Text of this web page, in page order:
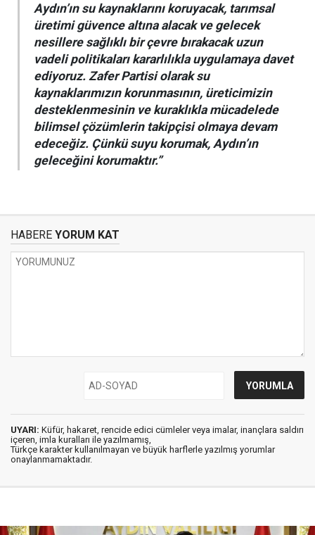
Aydın’ın su kaynaklarını koruyacak, tarımsal
üretimi güvence altına alacak ve gelecek
nesillere sağlıklı bir çevre bırakacak uzun
vadeli politikaları kararlılıkla uygulamaya davet
ediyoruz. Zafer Partisi olarak su
kaynaklarımızın korunmasının, üreticimizin
desteklenmesinin ve kuraklıkla mücadelede
bilimsel çözümlerin takipçisi olmaya devam
edeceğiz. Çünkü suyu korumak, Aydın’ın
geleceğini korumaktır.”
HABERE YORUM KAT
UYARI: Küfür, hakaret, rencide edici cümleler veya imalar, inançlara saldırı
içeren, imla kuralları ile yazılmamış,
Türkçe karakter kullanılmayan ve büyük harflerle yazılmış yorumlar
onaylanmamaktadır.